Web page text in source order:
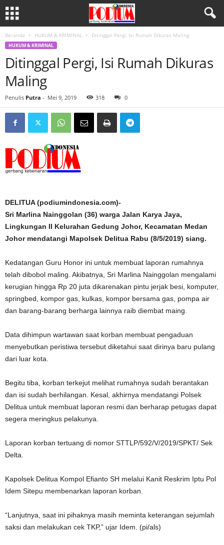
Beranda HUKUM & KRIMINAL Ditinggal Pergi, Isi Rumah Dikuras Maling
HUKUM & KRIMINAL
Ditinggal Pergi, Isi Rumah Dikuras
Maling
Penulis Putra - Mei 9, 2019 318 0
DELITUA (podiumindonesia.com)-
Sri Marlina Nainggolan (36) warga Jalan Karya Jaya,
Lingkungan II Kelurahan Gedung Johor, Kecamatan Medan
Johor mendatangi Mapolsek Delitua Rabu (8/5/2019) siang.
Kedatangan Guru Honor ini untuk membuat laporan rumahnya
telah dibobol maling. Akibatnya, Sri Marlina Nainggolan mengalami
kerugian hingga Rp 20 juta dikarenakan pintu jerjak besi, komputer,
springbed, kompor gas, kulkas, kompor bersama gas, pompa air
dan barang-barang berharga lainnya raib diembat maing.
Data dihimpun wartawan saat korban membuat pengaduan
menyebutkan peristiwa tersebut diketahui saat dirinya baru pulang
dari luar kota.
Begitu tiba, korban terkejut melihat rumahnya sudah berantakan
dan isi sudah berhilangan. Kesal, akhirnya mendatangi Polsek
Delitua untuk membuat laporan resmi dan berharap petugas dapat
segera meringkus pelakunya.
Laporan korban tertuang di nomor STTLP/592/V/2019/SPKT/ Sek
Delta.
Kapolsek Delitua Kompol Efianto SH melalui Kanit Reskrim Iptu Pol
Idem Sitepu membenarkan laporan korban.
“Lanjutnya, saat ini pihaknya masih meminta keterangan sejumlah
saksi dan melakukan cek TKP,” ujar Idem. (pi/als)